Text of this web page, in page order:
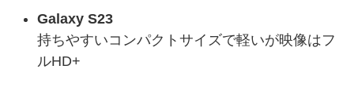
Galaxy S23
持ちやすいコンパクトサイズで軽いが映像はフ
ルHD+